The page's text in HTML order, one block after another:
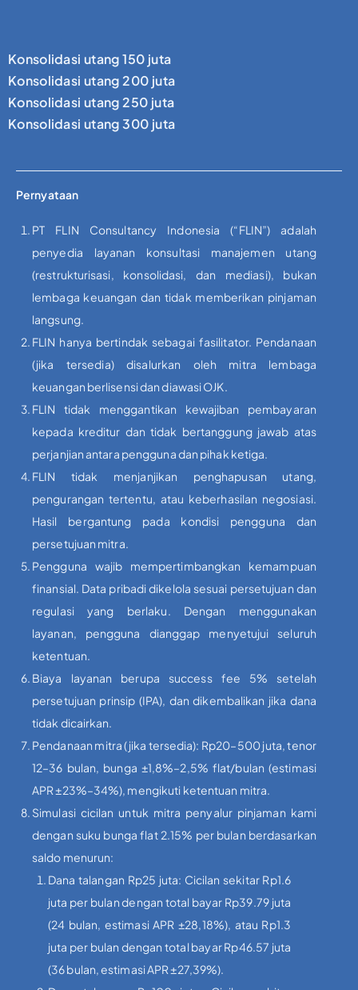
Konsolidasi utang 150 juta
Konsolidasi utang 200 juta
Konsolidasi utang 250 juta
Konsolidasi utang 300 juta
Pernyataan
PT FLIN Consultancy Indonesia (“FLIN”) adalah
penyedia layanan konsultasi manajemen utang
(restrukturisasi, konsolidasi, dan mediasi), bukan
lembaga keuangan dan tidak memberikan pinjaman
langsung.
FLIN hanya bertindak sebagai fasilitator. Pendanaan
(jika tersedia) disalurkan oleh mitra lembaga
keuangan berlisensi dan diawasi OJK.
FLIN tidak menggantikan kewajiban pembayaran
kepada kreditur dan tidak bertanggung jawab atas
perjanjian antara pengguna dan pihak ketiga.
FLIN tidak menjanjikan penghapusan utang,
pengurangan tertentu, atau keberhasilan negosiasi.
Hasil bergantung pada kondisi pengguna dan
persetujuan mitra.
Pengguna wajib mempertimbangkan kemampuan
finansial. Data pribadi dikelola sesuai persetujuan dan
regulasi yang berlaku. Dengan menggunakan
layanan, pengguna dianggap menyetujui seluruh
ketentuan.
Biaya layanan berupa success fee 5% setelah
persetujuan prinsip (IPA), dan dikembalikan jika dana
tidak dicairkan.
Pendanaan mitra (jika tersedia): Rp20–500 juta, tenor
12–36 bulan, bunga ±1,8%–2,5% flat/bulan (estimasi
APR ±23%–34%), mengikuti ketentuan mitra.
Simulasi cicilan untuk mitra penyalur pinjaman kami
dengan suku bunga flat 2.15% per bulan berdasarkan
saldo menurun:
Dana talangan Rp25 juta: Cicilan sekitar Rp1.6
juta per bulan dengan total bayar Rp39.79 juta
(24 bulan, estimasi APR ±28,18%), atau Rp1.3
juta per bulan dengan total bayar Rp46.57 juta
(36 bulan, estimasi APR ±27,39%).